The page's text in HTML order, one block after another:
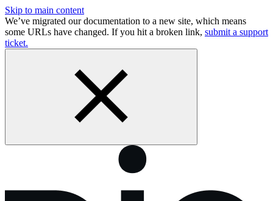
Skip to main content
We’ve migrated our documentation to a new site, which means
some URLs have changed. If you hit a broken link, submit a support
ticket.